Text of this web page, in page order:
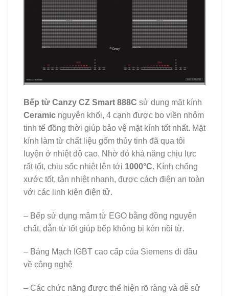
Bếp từ Canzy CZ Smart 888C sử dụng mặt kính
Ceramic nguyên khối, 4 cạnh được bo viền nhôm
tinh tế đồng thời giúp bảo vệ mặt kính tốt nhất. Mặt
kính làm từ chất liệu gốm thủy tinh đã qua tôi
luyện ở nhiệt độ cao. Nhờ đó khả năng chịu lực
rất tốt, chịu sốc nhiệt lên tới 1000°C. Kính chống
xước tốt, tản nhiệt nhanh, được cách điện an toàn
với các linh kiện điện tử.
– Bếp sử dụng mâm từ EGO bằng đồng nguyên
chất, dẫn từ tốt giúp bếp không bị kén nồi từ.
– Bảng Mạch IGBT cao cấp của Siemens đi đầu
về công nghệ
– Các chức năng được thể hiện rõ ràng và dễ sử